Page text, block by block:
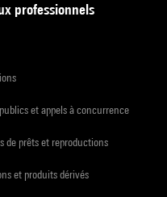
professionnels
et appels à concurrence
de prêts et reproductions
et produits dérivés